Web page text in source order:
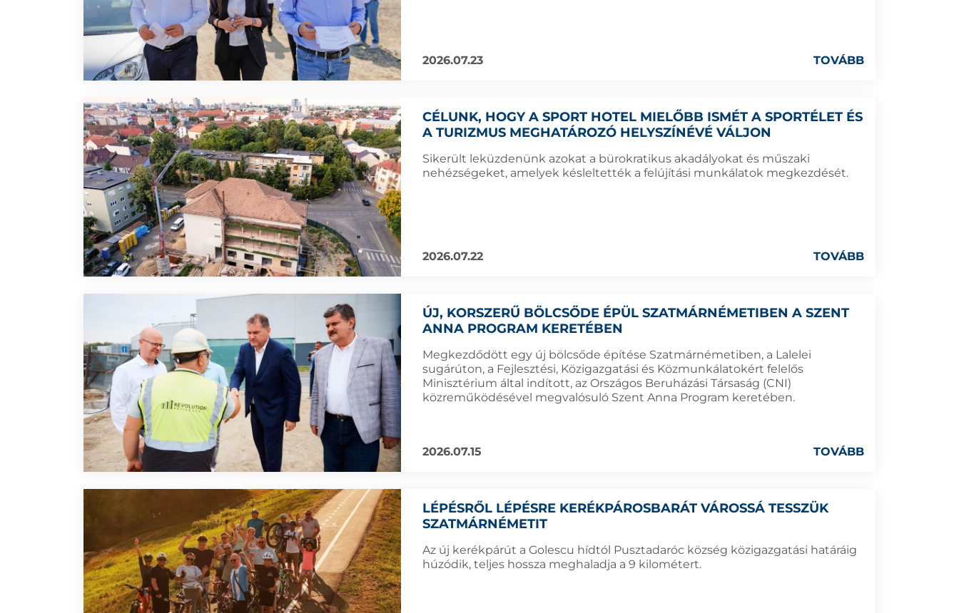
2026.07.23 TOVÁBB
CÉLUNK, HOGY A SPORT HOTEL MIELŐBB ISMÉT A SPORTÉLET ÉS
A TURIZMUS MEGHATÁROZÓ HELYSZÍNÉVÉ VÁLJON
Sikerült leküzdenünk azokat a bürokratikus akadályokat és műszaki
nehézségeket, amelyek késleltették a felújítási munkálatok megkezdését.
2026.07.22 TOVÁBB
ÚJ, KORSZERŰ BÖLCSŐDE ÉPÜL SZATMÁRNÉMETIBEN A SZENT
ANNA PROGRAM KERETÉBEN
Megkezdődött egy új bölcsőde építése Szatmárnémetiben, a Lalelei
sugárúton, a Fejlesztési, Közigazgatási és Közmunkálatokért felelős
Minisztérium által indított, az Országos Beruházási Társaság (CNI)
közreműködésével megvalósuló Szent Anna Program keretében.
2026.07.15 TOVÁBB
LÉPÉSRŐL LÉPÉSRE KERÉKPÁROSBARÁT VÁROSSÁ TESSZÜK
SZATMÁRNÉMETIT
Az új kerékpárút a Golescu hídtól Pusztadaróc község közigazgatási határáig
húzódik, teljes hossza meghaladja a 9 kilométert.